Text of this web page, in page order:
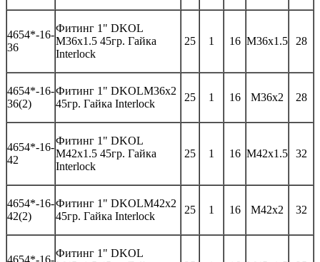
4654*-16-
36
Фитинг 1" DKOL
M36x1.5 45гр. Гайка
Interlock
25 1 16 M36x1.5 28
4654*-16-
36(2)
Фитинг 1" DKOLM36x2
45гр. Гайка Interlock
25 1 16 M36x2 28
4654*-16-
42
Фитинг 1" DKOL
M42x1.5 45гр. Гайка
Interlock
25 1 16 M42x1.5 32
4654*-16-
42(2)
Фитинг 1" DKOLM42x2
45гр. Гайка Interlock
25 1 16 M42x2 32
Фитинг 1" DKOL